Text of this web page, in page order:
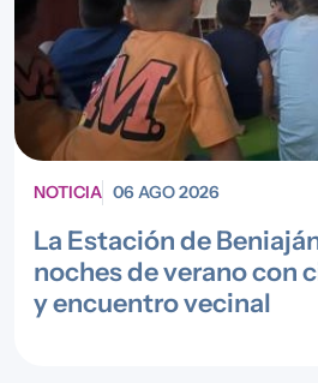
NOTICIA 06 AGO 2026
La Estación de
noches de verano con
y encuentro vecinal